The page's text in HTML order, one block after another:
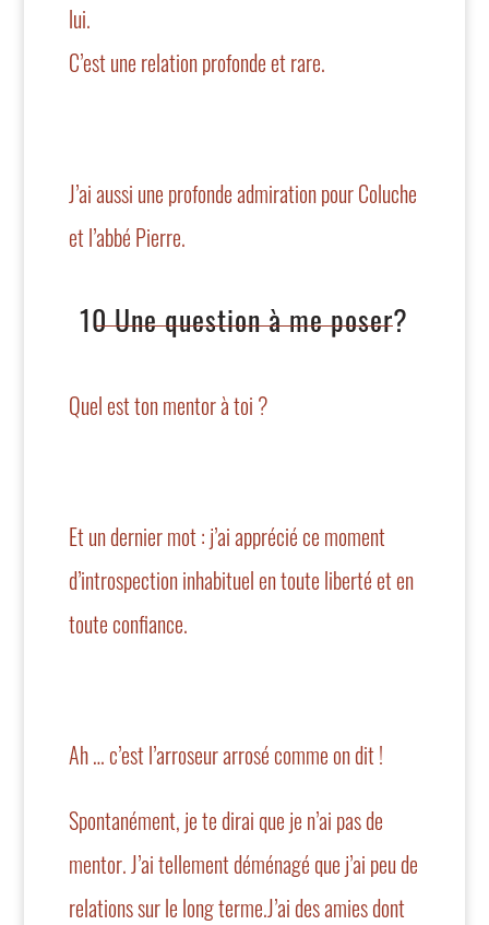
lui.
C’est une relation profonde et rare.
J’ai aussi une profonde admiration pour Coluche
et l’abbé Pierre.
10 Une question à me poser?
Quel est ton mentor à toi ?
Et un dernier mot : j’ai apprécié ce moment
d’introspection inhabituel en toute liberté et en
toute confiance.
Ah … c’est l’arroseur arrosé comme on dit !
Spontanément, je te dirai que je n’ai pas de
mentor. J’ai tellement déménagé que j’ai peu de
relations sur le long terme.J’ai des amies dont